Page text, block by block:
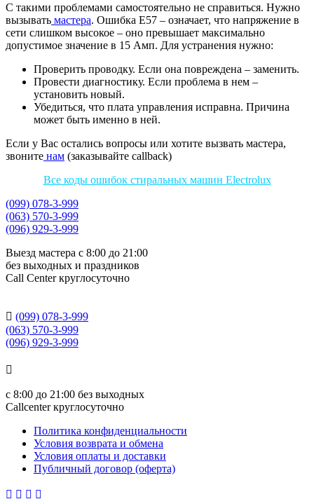
С такими проблемами самостоятельно не справиться. Нужно
вызывать мастера. Ошибка Е57 – означает, что напряжение в
сети слишком высокое – оно превышает максимально
допустимое значение в 15 Амп. Для устранения нужно:
Проверить проводку. Если она повреждена – заменить.
Провести диагностику. Если проблема в нем –
установить новый.
Убедиться, что плата управления исправна. Причина
может быть именно в ней.
Если у Вас остались вопросы или хотите вызвать мастера,
звоните нам (заказывайте callback)
Все коды ошибок стиральных машин Electrolux
(099) 078-3-999
(063) 570-3-999
(096) 929-3-999
Выезд мастера с 8:00 до 21:00
без выходных и праздников
Сall Сenter круглосуточно
 (099) 078-3-999
(063) 570-3-999
(096) 929-3-999

с 8:00 до 21:00 без выходных
Callcenter круглосуточно
Политика конфиденциальности
Условия возврата и обмена
Условия оплаты и доставки
Публичный договор (оферта)
   